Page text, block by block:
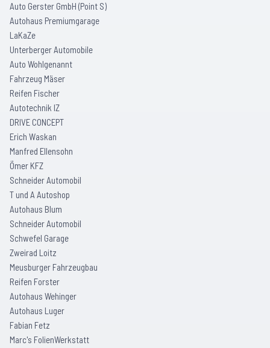
Auto Gerster GmbH (Point S)
Autohaus Premiumgarage
LaKaZe
Unterberger Automobile
Auto Wohlgenannt
Fahrzeug Mäser
Reifen Fischer
Autotechnik IZ
DRIVE CONCEPT
Erich Waskan
Manfred Ellensohn
Ömer KFZ
Schneider Automobil
T und A Autoshop
Autohaus Blum
Schneider Automobil
Schwefel Garage
Zweirad Loitz
Meusburger Fahrzeugbau
Reifen Forster
Autohaus Wehinger
Autohaus Luger
Fabian Fetz
Marc's FolienWerkstatt